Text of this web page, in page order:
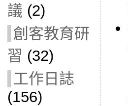
議 (2)
創客教育研
習 (32)
工作日誌
(156)